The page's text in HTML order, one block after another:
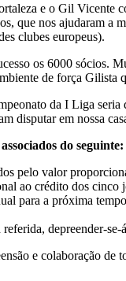
e o Gil
que nos
clubes europeus).
os 6000 sócios.
de força Gilista
da I Liga
disputar em nossa
do seguinte:
pelo valor
ao crédito dos cinco
para a próxima
depreender-
e colaboração de